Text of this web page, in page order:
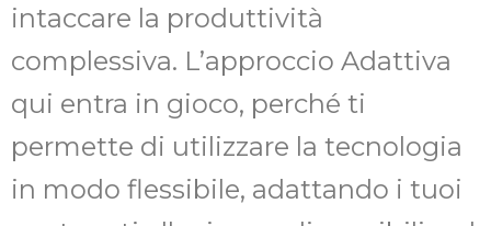
intaccare la produttività
complessiva. L’approccio Adattiva
qui entra in gioco, perché ti
permette di utilizzare la tecnologia
in modo flessibile, adattando i tuoi